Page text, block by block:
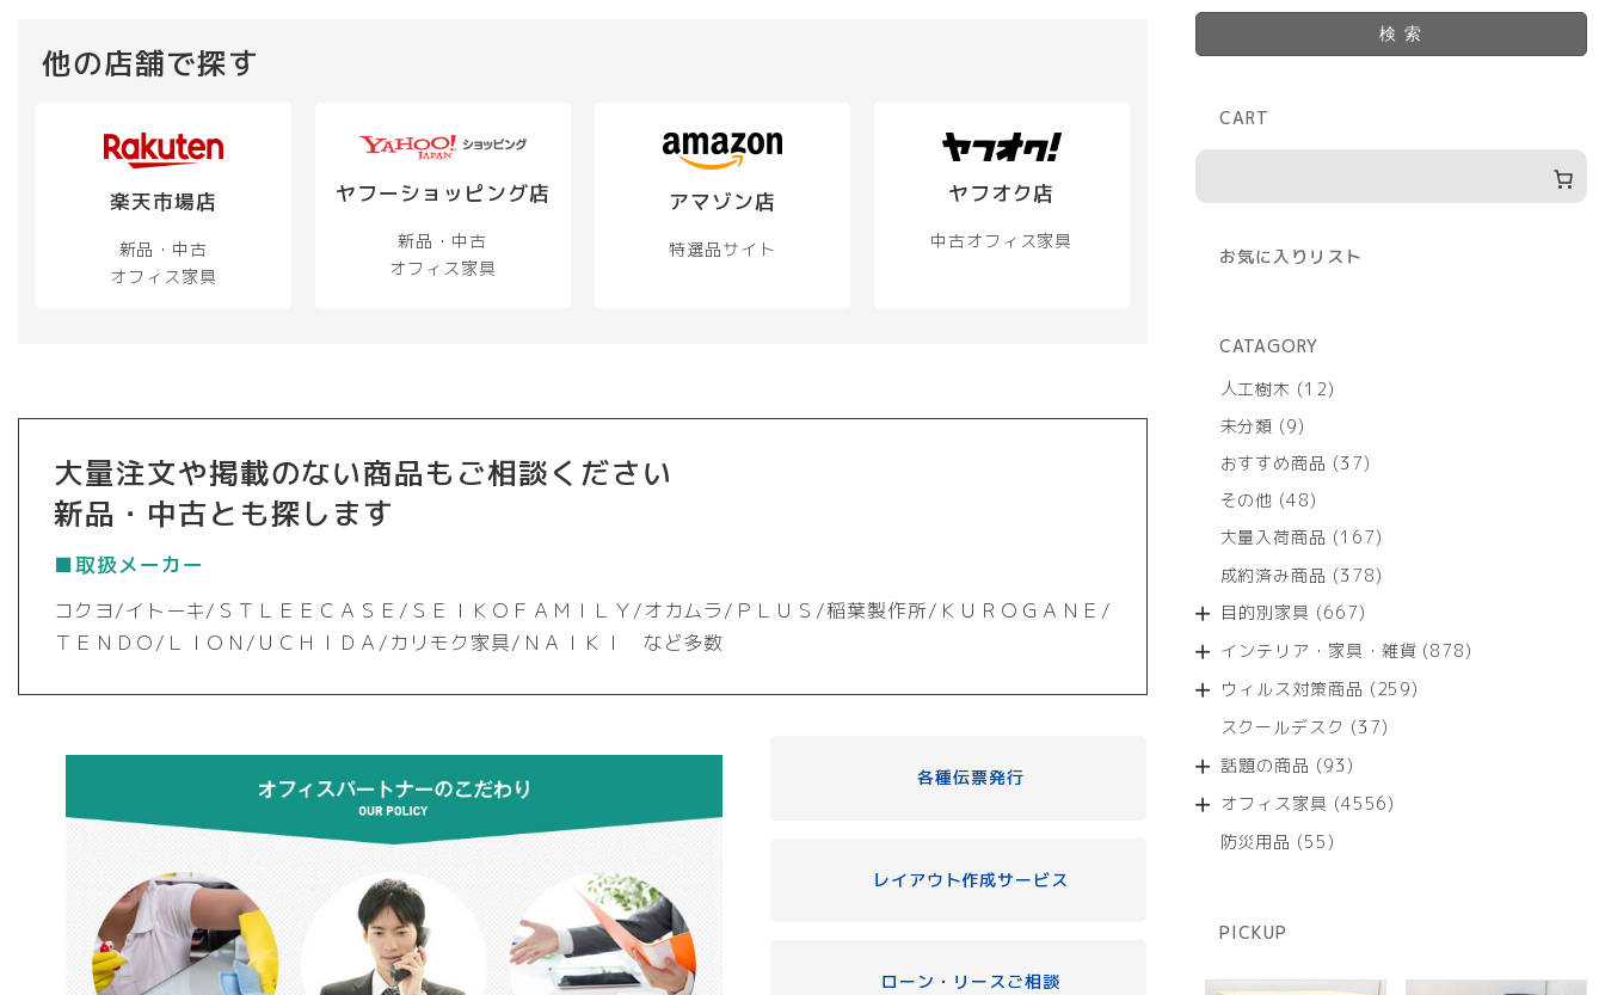
他の店舗で探す
楽天市場店
新品・中古
オフィス家具
ヤフーショッピング店
新品・中古
オフィス家具
アマゾン店
特選品サイト
ヤフオク店
中古オフィス家具
大量注文や掲載のない商品もご相談ください
新品・中古とも探します
■取扱メーカー
コクヨ/イトーキ/ＳＴＬＥＥＣＡＳＥ/ＳＥＩＫＯＦＡＭＩＬＹ/オカムラ/ＰＬＵＳ/稲葉製作所/ＫＵＲＯＧＡＮＥ/
ＴＥＮＤＯ/ＬＩＯＮ/ＵＣＨＩＤＡ/カリモク家具/ＮＡＩＫＩ など多数
各種伝票発行
レイアウト作成サービス
ローン・リースご相談
検索
CART
お気に入りリスト
CATAGORY
人工樹木
1212
商
未分類 99
の
商
おすすめ商品 3737
商
その他 4848
の
商
大量入荷商品 167167
の
成約済み商品 378378
商
目的別家具 667667
の
商
インテリア・家具・雑貨 878878
ウィルス対策商品 259259
スクールデスク 3737
商
話題の商品 9393
の
オフィス家具 45564556
防災用品 5555
PICKUP